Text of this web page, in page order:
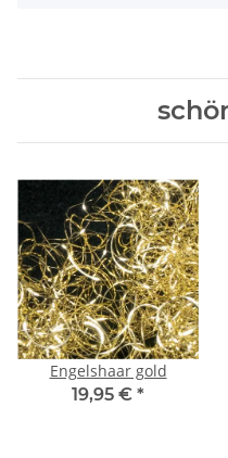
Engelshaar gold
19,95 € *